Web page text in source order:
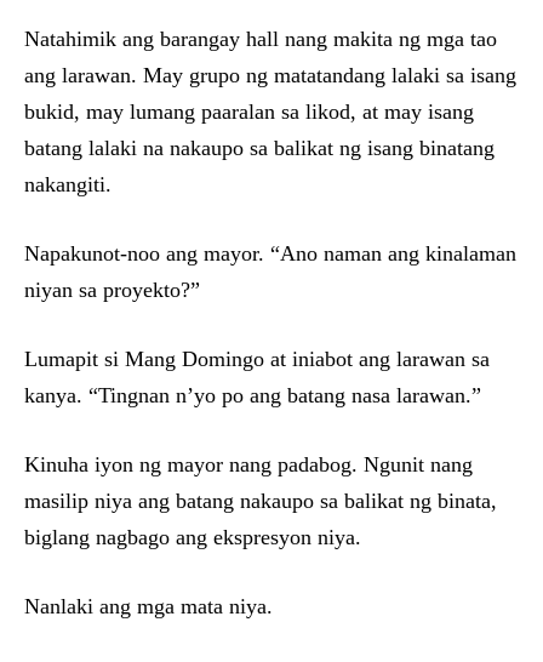
Natahimik ang barangay hall nang makita ng mga tao
ang larawan. May grupo ng matatandang lalaki sa isang
bukid, may lumang paaralan sa likod, at may isang
batang lalaki na nakaupo sa balikat ng isang binatang
nakangiti.
Napakunot-noo ang mayor. “Ano naman ang kinalaman
niyan sa proyekto?”
Lumapit si Mang Domingo at iniabot ang larawan sa
kanya. “Tingnan n’yo po ang batang nasa larawan.”
Kinuha iyon ng mayor nang padabog. Ngunit nang
masilip niya ang batang nakaupo sa balikat ng binata,
biglang nagbago ang ekspresyon niya.
Nanlaki ang mga mata niya.